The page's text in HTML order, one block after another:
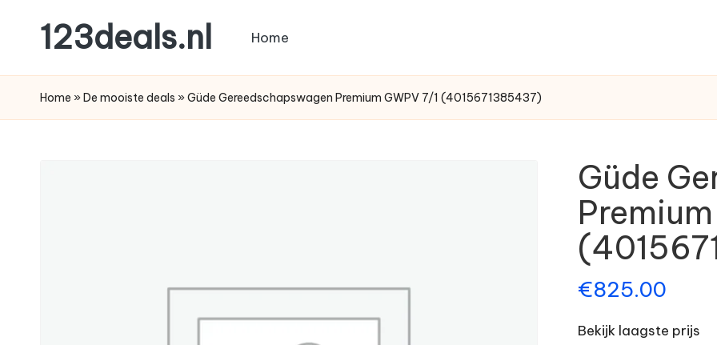
123deals.nl
leukste
deals
Home
Home » De mooiste deals » Güde Gereedschapswagen Premium GWPV 7/1 (4015671385437)
Güde
€825.00
Bekijk laagste prijs